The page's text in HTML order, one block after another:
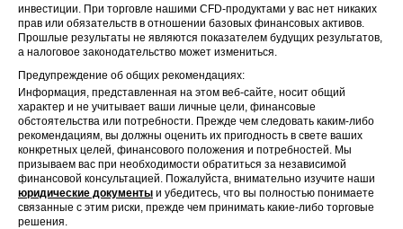
инвестиции. При торговле нашими CFD-продуктами у вас нет никаких
прав или обязательств в отношении базовых финансовых активов.
Прошлые результаты не являются показателем будущих результатов,
а налоговое законодательство может измениться.
Предупреждение об общих рекомендациях:
Информация, представленная на этом веб-сайте, носит общий
характер и не учитывает ваши личные цели, финансовые
обстоятельства или потребности. Прежде чем следовать каким-либо
рекомендациям, вы должны оценить их пригодность в свете ваших
конкретных целей, финансового положения и потребностей. Мы
призываем вас при необходимости обратиться за независимой
финансовой консультацией. Пожалуйста, внимательно изучите наши
юридические документы и убедитесь, что вы полностью понимаете
связанные с этим риски, прежде чем принимать какие-либо торговые
решения.